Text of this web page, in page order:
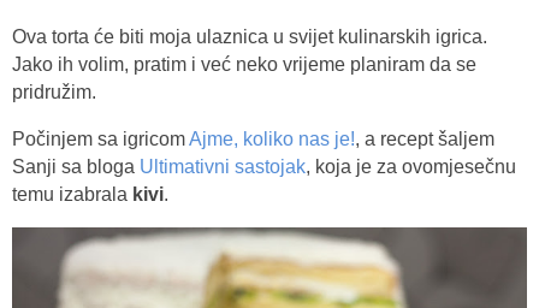
Ova torta će biti moja ulaznica u svijet kulinarskih igrica.
Jako ih volim, pratim i već neko vrijeme planiram da se
pridružim.
Počinjem sa igricomAjme, koliko nas je!, a recept šaljem
Sanji sa bloga Ultimativni sastojak, koja je za ovomjesečnu
temu izabrala kivi.